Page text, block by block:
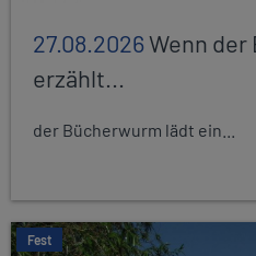
27.08.2026Wenn
erzählt...
der Bücherwurm lädt ein...
Fest